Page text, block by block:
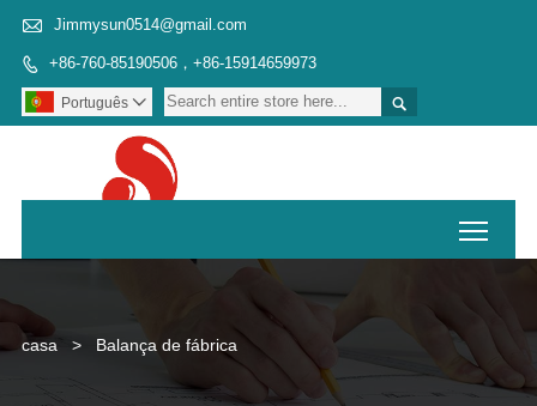
 Jimmysun0514@gmail.com
 +86-760-85190506，+86-15914659973

Português 
casa > Balança de fábrica